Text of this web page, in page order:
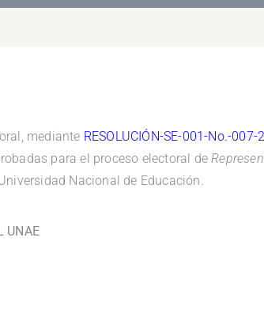
mediante RESOLUCIÓN-SE-001-No.-007-
para el proceso electoral de
Nacional de Educación.
UNAE